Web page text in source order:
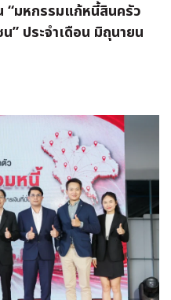
“มหกรรมแก้หนี้สินครัว
” ประจำเดือน มิถุนายน